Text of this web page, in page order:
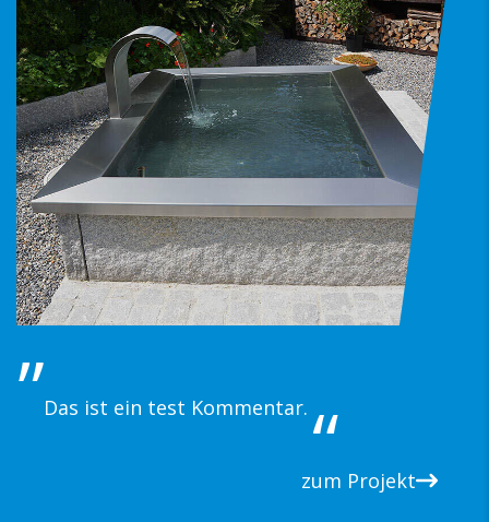
Das ist ein test Kommentar.
zum Projekt